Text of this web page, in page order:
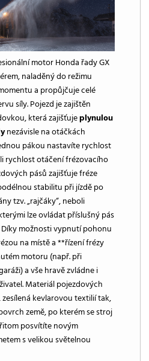
motor Honda řady GX
naladěný do režimu
a propůjčuje celé
síly. Pojezd je zajištěn
která zajišťujeplynulou
nezávisle na otáčkách
pákou nastavíte rychlost
rychlost otáčení frézovacího
pásů zajišťuje fréze
stabilitu při jízdě po
tzv. „rajčáky“, neboli
lze ovládat příslušný pás
možnosti vypnutí pohonu
na místě a **řízení frézy
motoru (např. při
a vše hravě zvládne i
Materiál pojezdových
kevlarovou textilií tak,
země, po kterém se stroj
posvítíte novým
s velikou světelnou